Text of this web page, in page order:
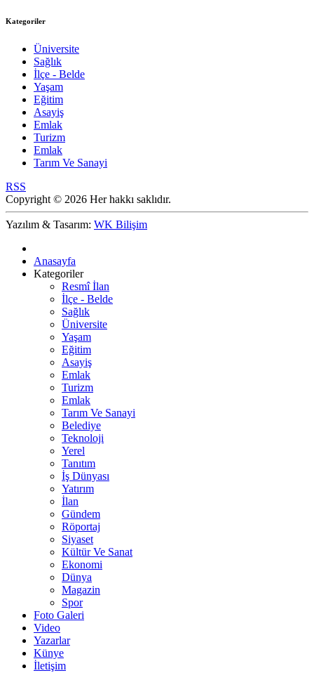
Kategoriler
Üniversite
Sağlık
İlçe - Belde
Yaşam
Eğitim
Asayiş
Emlak
Turizm
Emlak
Tarım Ve Sanayi
RSS
Copyright © 2026 Her hakkı saklıdır.
Yazılım & Tasarım: WK Bilişim
Anasayfa
Kategoriler
Resmî İlan
İlçe - Belde
Sağlık
Üniversite
Yaşam
Eğitim
Asayiş
Emlak
Turizm
Emlak
Tarım Ve Sanayi
Belediye
Teknoloji
Yerel
Tanıtım
İş Dünyası
Yatırım
İlan
Gündem
Röportaj
Siyaset
Kültür Ve Sanat
Ekonomi
Dünya
Magazin
Spor
Foto Galeri
Video
Yazarlar
Künye
İletişim